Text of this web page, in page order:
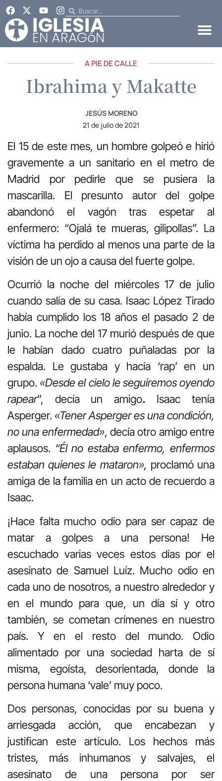
A PIE DE CALLE
Ibrahima y Makatte
JESÚS MORENO
21 de julio de 2021
El 15 de este mes, un hombre golpeó e hirió
gravemente a un sanitario en el metro de
Madrid por pedirle que se pusiera la
mascarilla. El presunto autor del golpe
abandonó el vagón tras espetar al
enfermero: “Ojalá te mueras, gilipollas”. La
víctima ha perdido al menos una parte de la
visión de un ojo a causa del fuerte golpe.
Ocurrió la noche del miércoles 17 de julio
cuando salía de su casa. Isaac López Tirado
había cumplido los 18 años el pasado 2 de
junio. La noche del 17 murió después de que
le habían dado cuatro puñaladas por la
espalda. Le gustaba y hacía ‘rap’ en un
grupo. «Desde el cielo le seguiremos oyendo
rapear”, decía un amigo. Isaac tenía
Asperger. «Tener Asperger es una condición,
no una enfermedad», decía otro amigo entre
aplausos. “Él no estaba enfermo, enfermos
estaban quienes le mataron», proclamó una
amiga de la familia en un acto de recuerdo a
Isaac.
¡Hace falta mucho odio para ser capaz de
matar a golpes a una persona! He
escuchado varias veces estos días por el
asesinato de Samuel Luíz. Mucho odio en
cada uno de nosotros, a nuestro alrededor y
en el mundo para que, un día sí y otro
también, se cometan crímenes en nuestro
país. Y en el resto del mundo. Odio
alimentado por una sociedad harta de sí
misma, egoísta, desorientada, donde la
persona humana ‘vale’ muy poco.
Dos personas, conocidas por su buena y
arriesgada acción, que encabezan y
justifican este artículo. Los hechos más
tristes, más inhumanos y salvajes, el
asesinato de una persona por ser